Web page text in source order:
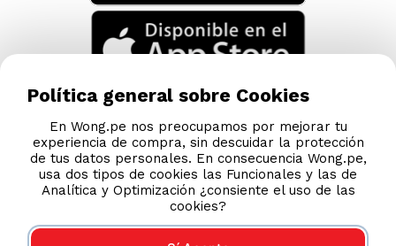
Política general sobre Cookies
En Wong.pe nos preocupamos por mejorar tu
experiencia de compra, sin descuidar la protección
de tus datos personales. En consecuencia Wong.pe,
usa dos tipos de cookies las Funcionales y las de
Analítica y Optimización ¿consiente el uso de las
cookies?